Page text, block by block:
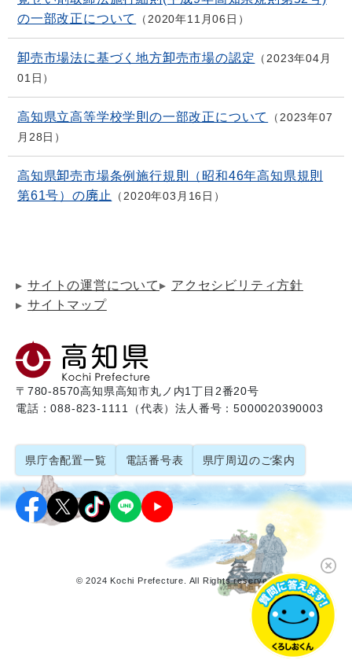
の一部改正について
2020年11月06日
卸売市場法に基づく地方卸売市場の認定
2023年04月
01日
高知県立高等学校学則の一部改正について
2023年07
月28日
高知県卸売市場条例施行規則（昭和46年高知県規則
第61号）の廃止
2020年03月16日
サイトの運営について
アクセシビリティ方針
サイトマップ
〒780-8570高知県高知市丸ノ内1丁目2番20号
電話：088-823-1111（代表）法人番号：5000020390003
県庁舎配置一覧 電話番号表 県庁周辺のご案内
© 2024 Kochi Prefecture. All Rights reserved.